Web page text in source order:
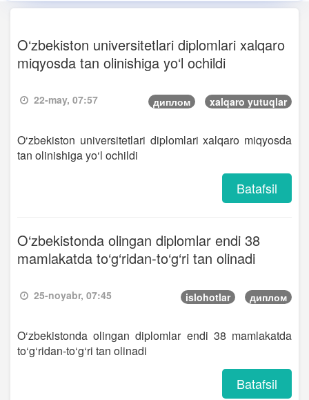
O‘zbekiston universitetlari diplomlari xalqaro
miqyosda tan olinishiga yo‘l ochildi
22-may, 07:57 диплом xalqaro yutuqlar
O‘zbekiston universitetlari diplomlari xalqaro miqyosda
tan olinishiga yo‘l ochildi
Batafsil
O‘zbekistonda olingan diplomlar endi 38
mamlakatda to‘g‘ridan-to‘g‘ri tan olinadi
25-noyabr, 07:45 islohotlar диплом
O‘zbekistonda olingan diplomlar endi 38 mamlakatda
to‘g‘ridan-to‘g‘ri tan olinadi
Batafsil